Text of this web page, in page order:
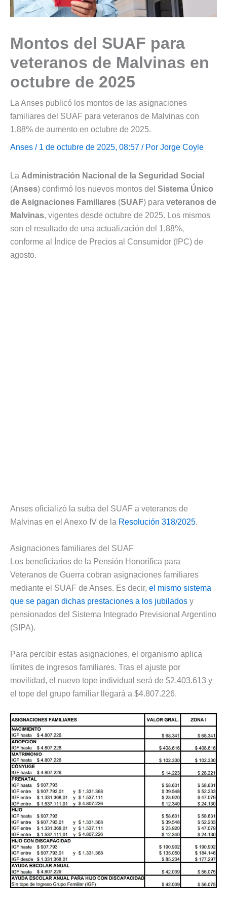
Montos del SUAF para
veteranos de Malvinas en
octubre de 2025
La Anses publicó los montos de las asignaciones
familiares del SUAF para veteranos de Malvinas con
1,88% de aumento en octubre de 2025.
Anses / 1 de octubre de 2025, 08:57 / Por Jorge Coyle
La Administración Nacional de la Seguridad Social
(Anses) confirmó los nuevos montos del Sistema Único
de Asignaciones Familiares (SUAF) para veteranos de
Malvinas, vigentes desde octubre de 2025. Los mismos
son el resultado de una actualización del 1,88%,
conforme al Índice de Precios al Consumidor (IPC) de
agosto.
Anses oficializó la suba del SUAF a veteranos de
Malvinas en el Anexo IV de la Resolución 318/2025.
Asignaciones familiares del SUAF
Los beneficiarios de la Pensión Honorífica para
Veteranos de Guerra cobran asignaciones familiares
mediante el SUAF de Anses. Es decir, el mismo sistema
que se pagan dichas prestaciones a los jubilados y
pensionados del Sistema Integrado Previsional Argentino
(SIPA).
Para percibir estas asignaciones, el organismo aplica
límites de ingresos familiares. Tras el ajuste por
movilidad, el nuevo tope individual será de $2.403.613 y
el tope del grupo familiar llegará a $4.807.226.